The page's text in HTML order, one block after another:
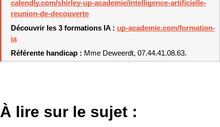
calendly.com/shirley-up-academie/intelligence-artificielle-
reunion-de-decouverte
Découvrir les 3 formations IA : up-academie.com/formation-
ia
Référente handicap : Mme Deweerdt, 07.44.41.08.63.
À lire sur le sujet :